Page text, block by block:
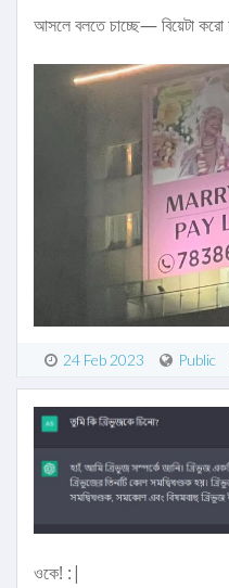
আসলে বলতে চাচ্ছে— বিয়েটা
24 Feb 2023 Public
ওকে! :|